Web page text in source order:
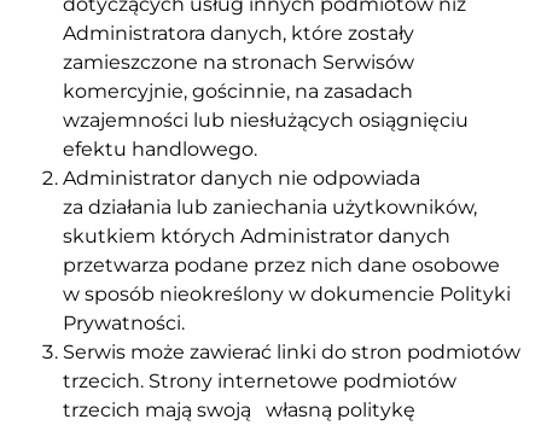
Administratora danych, które zostały
zamieszczone na stronach Serwisów
komercyjnie, gościnnie, na zasadach
wzajemności lub niesłużących osiągnięciu
efektu handlowego.
Administrator danych nie odpowiada
za działania lub zaniechania użytkowników,
skutkiem których Administrator danych
przetwarza podane przez nich dane osobowe
w sposób nieokreślony w dokumencie Polityki
Prywatności.
Serwis może zawierać linki do stron podmiotów
trzecich. Strony internetowe podmiotów
trzecich mają swoją własną politykę